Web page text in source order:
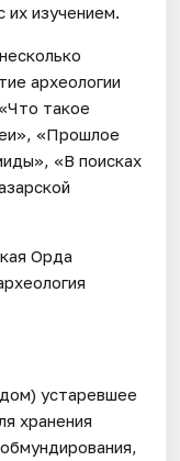
их изучением.
археологии
такое
«Прошлое
«В поисках
Орда
устаревшее
хранения